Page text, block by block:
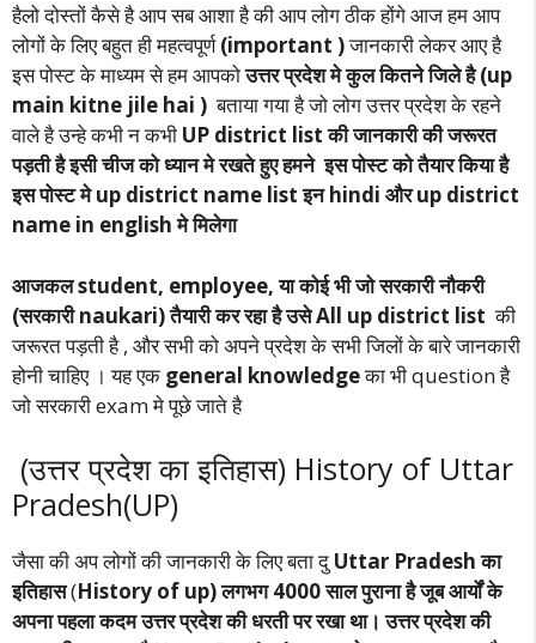
हैलो दोस्तों कैसे है आप सब आशा है की आप लोग ठीक होंगे आज हम आप
लोगों के लिए बहुत ही महत्वपूर्ण(important )जानकारी लेकर आए है
इस पोस्ट के माध्यम से हम आपकोउत्तर प्रदेश मे कुल कितने जिले है (up
main kitne jile hai )बताया गया है जो लोग उत्तर प्रदेश के रहने
वाले है उन्हे कभी न कभी UP district list की जानकारी की जरूरत
पड़ती है इसी चीज को ध्यान मे रखते हुए हमने इस पोस्ट को तैयार किया है
इस पोस्ट मे up district name list इन hindi और up district
name in english मे मिलेगा
आजकल student, employee, या कोई भी जो सरकारी नौकरी
(सरकारी naukari) तैयारी कर रहा है उसे All up district list की
जरूरत पड़ती है , और सभी को अपने प्रदेश के सभी जिलों के बारे जानकारी
होनी चाहिए । यह एक general knowledgeका भी question है
जो सरकारी exam मे पूछे जाते है
(उत्तर प्रदेश का इतिहास) History of Uttar
Pradesh(UP)
जैसा की अप लोगों की जानकारी के लिए बता दु Uttar Pradesh का
इतिहास(History of up) लगभग 4000 साल पुराना है जूब आर्यों के
अपना पहला कदम उत्तर प्रदेश की धरती पर रखा था। उत्तर प्रदेश की